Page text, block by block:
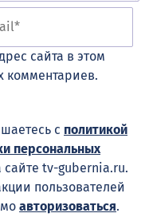
сайта в этом
комментариев.
с политикой
персональных
сайте tv-gubernia.ru.
пользователей
авторизоваться.